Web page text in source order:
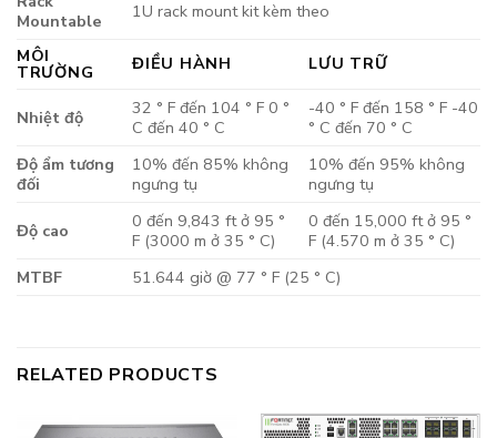
Mountable
1U rack mount kit kèm theo
MÔI
TRƯỜNG ĐIỀU HÀNH LƯU TRỮ
Nhiệt độ
32 ° F đến 104 ° F 0 °
C đến 40 ° C
-40 ° F đến 158 ° F -40
° C đến 70 ° C
Độ ẩm tương
đối
10% đến 85% không
ngưng tụ
10% đến 95% không
ngưng tụ
Độ cao
0 đến 9,843 ft ở 95 °
F (3000 m ở 35 ° C)
0 đến 15,000 ft ở 95 °
F (4.570 m ở 35 ° C)
MTBF
51.644 giờ @ 77 ° F (25 ° C)
RELATED PRODUCTS